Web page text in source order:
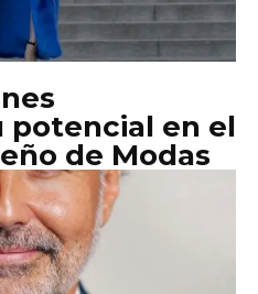
potencial en el
de Modas